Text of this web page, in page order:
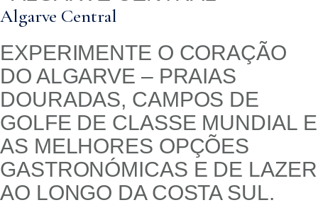
Algarve Central
EXPERIMENTE O CORAÇÃO
DO ALGARVE – PRAIAS
DOURADAS, CAMPOS DE
GOLFE DE CLASSE MUNDIAL E
AS MELHORES OPÇÕES
GASTRONÓMICAS E DE LAZER
AO LONGO DA COSTA SUL.